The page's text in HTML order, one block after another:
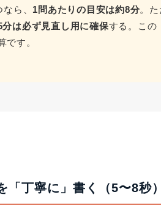
ら、 1問あたりの目安は約8分。た
分は必ず見直し用に確保する。この
です。
丁寧に」書く（5〜8秒）